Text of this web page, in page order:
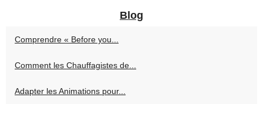
Blog
Comprendre « Before you...
Comment les Chauffagistes de...
Adapter les Animations pour...